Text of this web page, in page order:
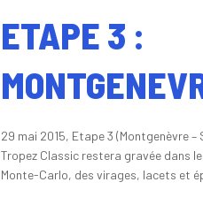
ETAPE 3 :
29 mai 2015, Etape 3 (Montgenèvre
Tropez Classic restera gravée dans
Monte-Carlo, des virages, lacets et